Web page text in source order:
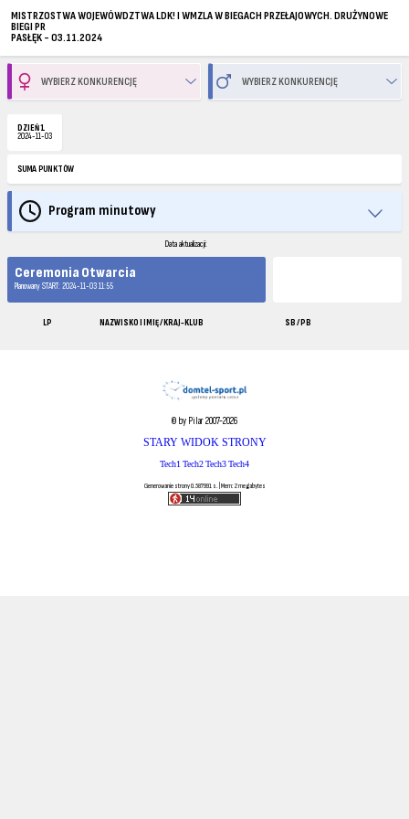
MISTRZOSTWA WOJEWÓWDZTWA LDK! I WMZLA W BIEGACH PRZEŁAJOWYCH. DRUŻYNOWE
BIEGI PR
PASŁĘK - 03.11.2024
DZIEŃ 1
2024-11-03
SUMA PUNKTÓW
Program minutowy
Data aktualizacji:
Ceremonia Otwarcia
Planowany START: 2024-11-03 11:55
LP NAZWISKO I IMIĘ / KRAJ-KLUB SB / PB
© by Pilar 2007-2026
STARY WIDOK STRONY
Tech1 Tech2Tech3Tech4
Generowanie strony 0.587991 s. | Mem: 2 megabytes